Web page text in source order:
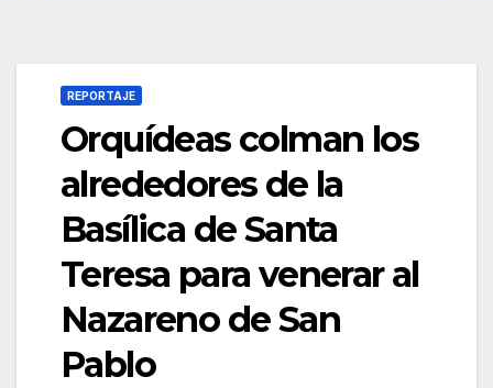
REPORTAJE
Orquídeas colman los
alrededores de la
Basílica de Santa
Teresa para venerar al
Nazareno de San
Pablo